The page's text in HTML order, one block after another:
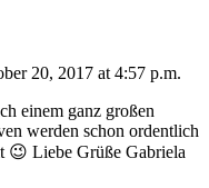
20, 2017 at 4:57 p.m.
einem ganz großen
werden schon ordentlich
😉 Liebe Grüße Gabriela